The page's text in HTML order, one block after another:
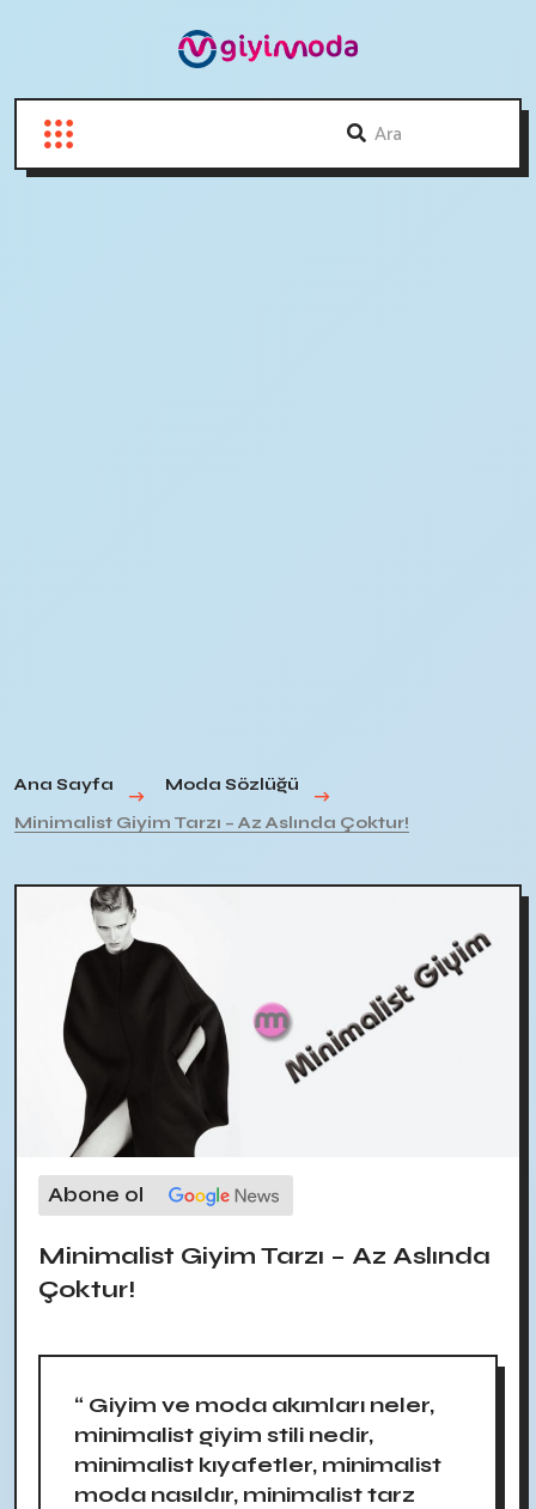
Ana Sayfa
Moda Sözlüğü
Minimalist Giyim Tarzı – Az Aslında Çoktur!
Abone ol
Minimalist Giyim Tarzı – Az Aslında
Çoktur!
“ Giyim ve moda akımları neler,
minimalist giyim stili nedir,
minimalist kıyafetler, minimalist
moda nasıldır, minimalist tarz